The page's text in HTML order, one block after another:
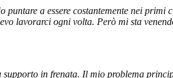
a essere costantemente nei
lavorarci ogni volta. Però mi sta
in frenata. Il mio problema